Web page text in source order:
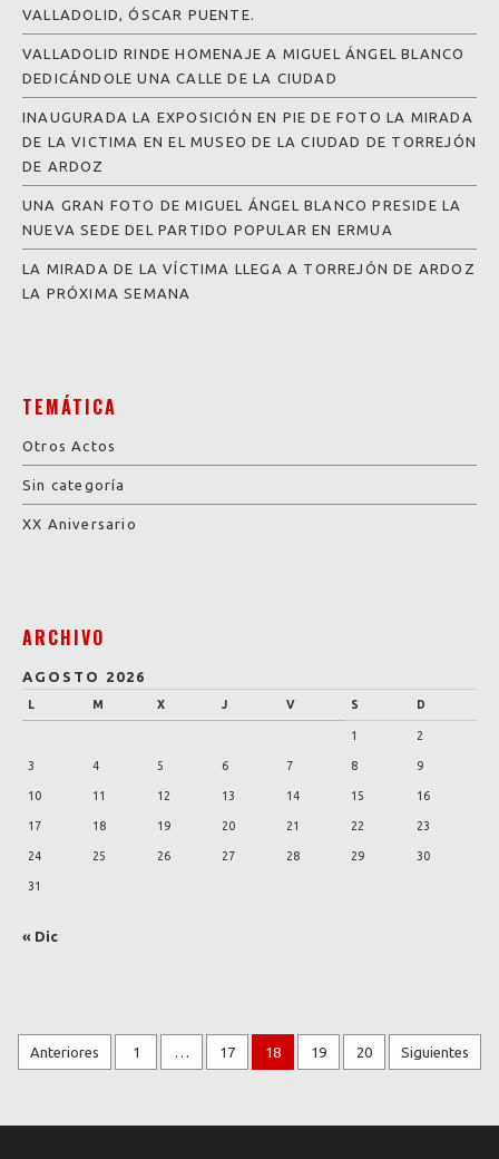
VALLADOLID, ÓSCAR PUENTE.
VALLADOLID RINDE HOMENAJE A MIGUEL ÁNGEL BLANCO
DEDICÁNDOLE UNA CALLE DE LA CIUDAD
INAUGURADA LA EXPOSICIÓN EN PIE DE FOTO LA MIRADA
DE LA VICTIMA EN EL MUSEO DE LA CIUDAD DE TORREJÓN
DE ARDOZ
UNA GRAN FOTO DE MIGUEL ÁNGEL BLANCO PRESIDE LA
NUEVA SEDE DEL PARTIDO POPULAR EN ERMUA
LA MIRADA DE LA VÍCTIMA LLEGA A TORREJÓN DE ARDOZ
LA PRÓXIMA SEMANA
TEMÁTICA
Otros Actos
Sin categoría
XX Aniversario
ARCHIVO
AGOSTO 2026
L M X J V S D
1 2
3 4 5 6 7 8 9
10 11 12 13 14 15 16
17 18 19 20 21 22 23
24 25 26 27 28 29 30
31
« Dic
Anteriores 1 17 18 19 20 Siguientes